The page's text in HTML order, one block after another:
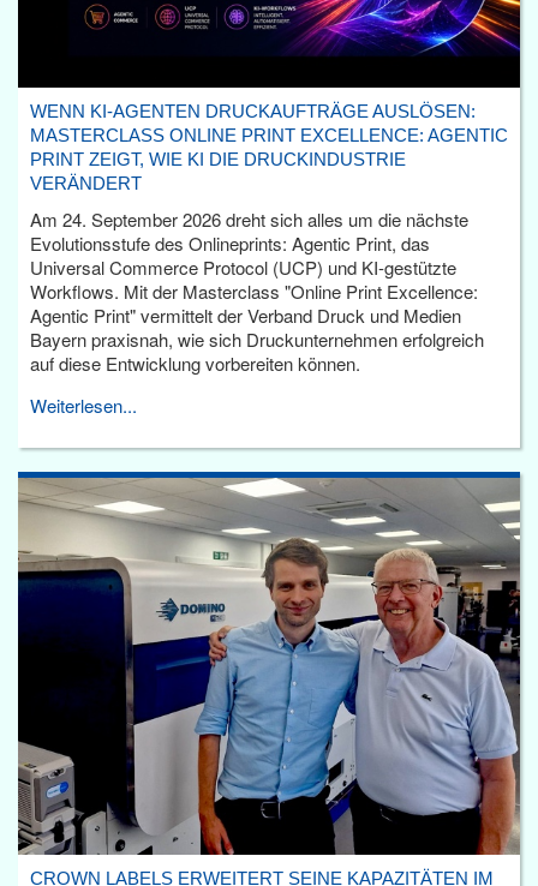
WENN KI-AGENTEN DRUCKAUFTRÄGE AUSLÖSEN:
MASTERCLASS ONLINE PRINT EXCELLENCE: AGENTIC
PRINT ZEIGT, WIE KI DIE DRUCKINDUSTRIE
VERÄNDERT
Am 24. September 2026 dreht sich alles um die nächste
Evolutionsstufe des Onlineprints: Agentic Print, das
Universal Commerce Protocol (UCP) und KI-gestützte
Workflows. Mit der Masterclass "Online Print Excellence:
Agentic Print" vermittelt der Verband Druck und Medien
Bayern praxisnah, wie sich Druckunternehmen erfolgreich
auf diese Entwicklung vorbereiten können.
Weiterlesen...
CROWN LABELS ERWEITERT SEINE KAPAZITÄTEN IM